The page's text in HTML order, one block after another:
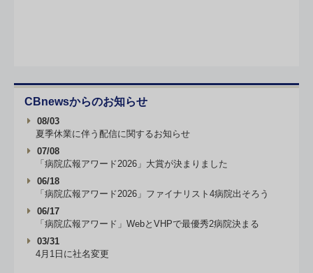
CBnewsからのお知らせ
08/03
夏季休業に伴う配信に関するお知らせ
07/08
「病院広報アワード2026」大賞が決まりました
06/18
「病院広報アワード2026」ファイナリスト4病院出そろう
06/17
「病院広報アワード」WebとVHPで最優秀2病院決まる
03/31
4月1日に社名変更